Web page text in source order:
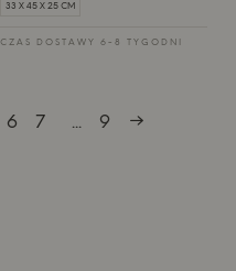
33 X 45 X 25 CM
CZAS DOSTAWY 6-8 TYGODNI
6 7 ... 9